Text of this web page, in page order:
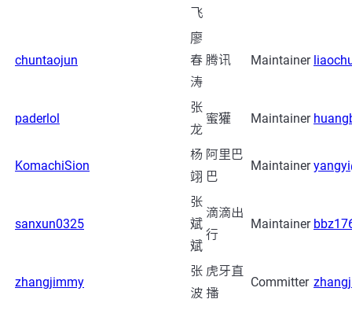
飞
chuntaojun
廖
春
涛
腾讯 Maintainer
paderlol
张
龙
蜜獾 Maintainer
KomachiSion
杨
翊
阿里巴
巴
Maintainer
sanxun0325
张
斌
斌
滴滴出
行
Maintainer
zhangjimmy
张
波
虎牙直
播
Committer